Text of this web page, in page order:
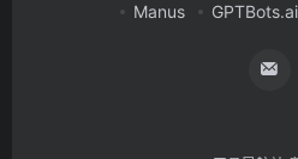
Manus
GPTBots.ai